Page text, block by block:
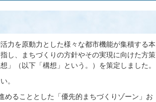
力を原動力とした様々な都市機能が集積する本
し、まちづくりの方針やその実現に向けた方策
」（以下「構想」という。）を策定しました。
。
ることとした「優先的まちづくりゾーン」お